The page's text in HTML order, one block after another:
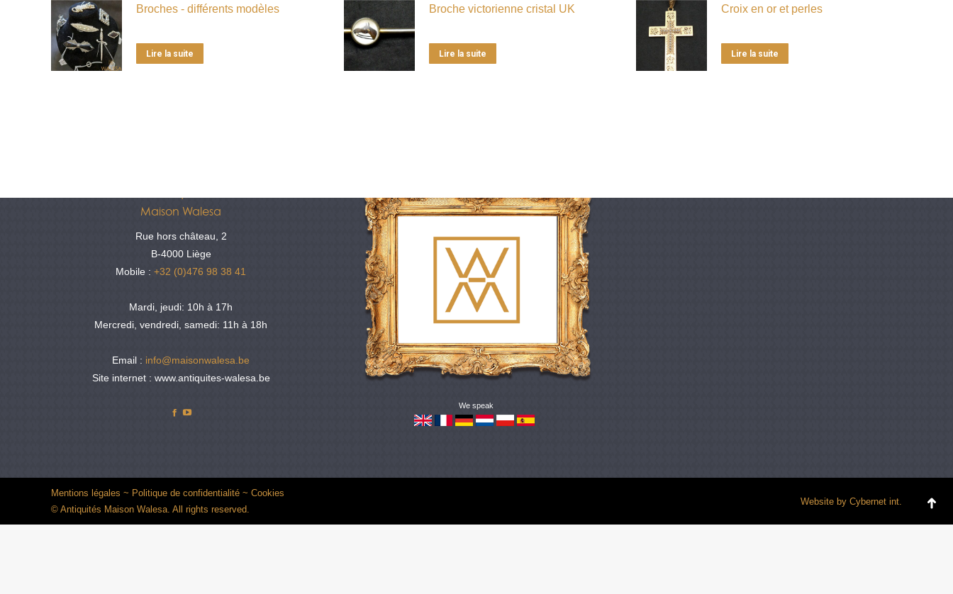
Broches - différents modèles
Lire la suite
Broche victorienne cristal UK
Lire la suite
Croix en or et perles
Lire la suite
Maison Walesa
Rue hors château, 2
B-4000 Liège
Mobile :+32 (0)476 98 38 41
Mardi, jeudi: 10h à 17h
Mercredi, vendredi, samedi: 11h à 18h
Email : info@maisonwalesa.be
Site internet : www.antiquites-walesa.be
Facebook
We speak
Mentions légales ~ Politique de confidentialité ~ Cookies
© Antiquités Maison Walesa. All rights reserved.
Website by Cybernet int.
Go